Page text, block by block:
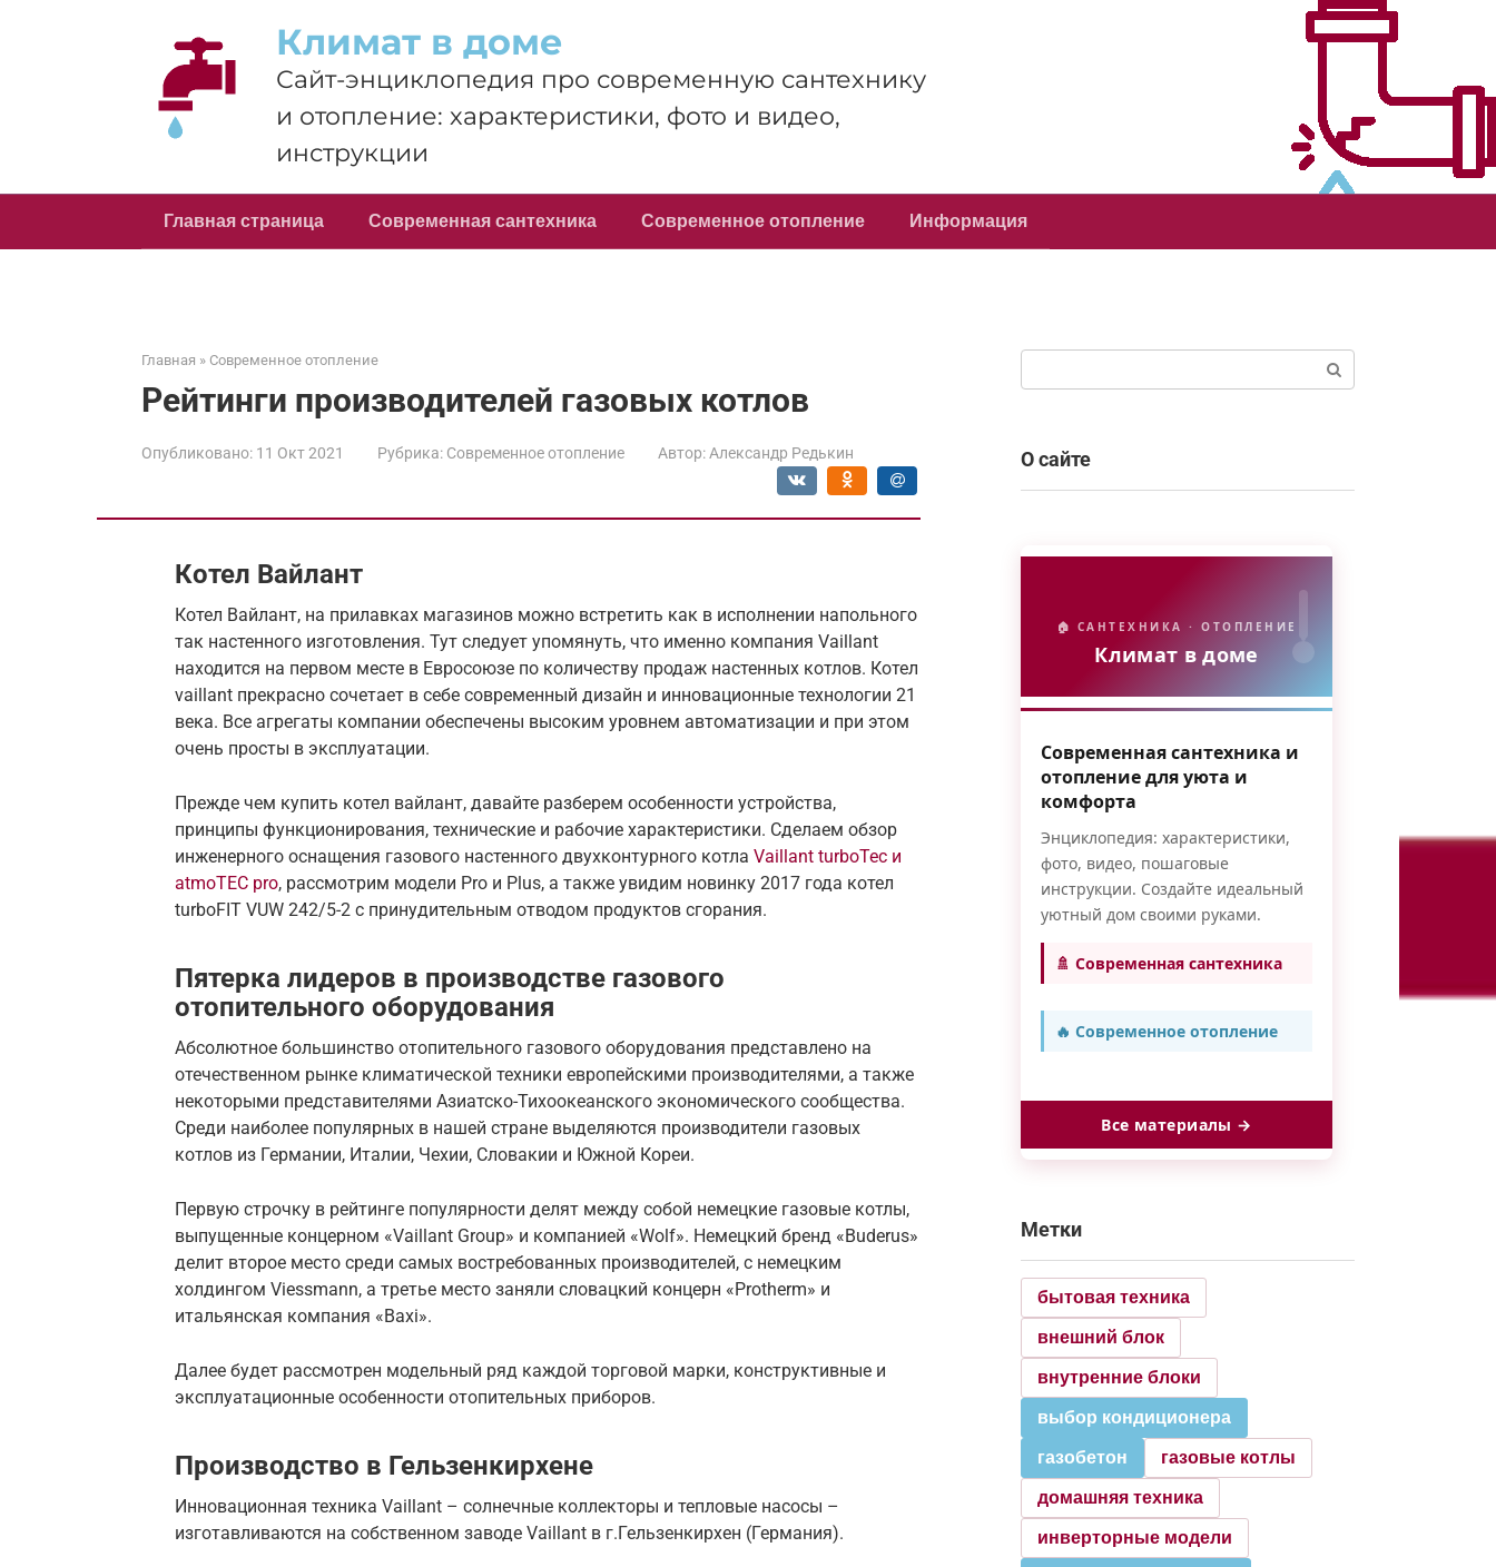
Климат в доме
Сайт-энциклопедия про современную сантехнику
и отопление: характеристики, фото и видео,
инструкции
Главная страница Современная сантехника Современное отопление Информация
Главная » Современное отопление
Рейтинги производителей газовых котлов
Опубликовано: 11 Окт 2021 Рубрика: Современное отопление Автор: Александр Редькин
Котел Вайлант
Котел Вайлант, на прилавках магазинов можно встретить как в исполнении напольного
так настенного изготовления. Тут следует упомянуть, что именно компания Vaillant
находится на первом месте в Евросоюзе по количеству продаж настенных котлов. Котел
vaillant прекрасно сочетает в себе современный дизайн и инновационные технологии 21
века. Все агрегаты компании обеспечены высоким уровнем автоматизации и при этом
очень просты в эксплуатации.
Прежде чем купить котел вайлант, давайте разберем особенности устройства,
принципы функционирования, технические и рабочие характеристики. Сделаем обзор
инженерного оснащения газового настенного двухконтурного котла Vaillant turboTec и
atmoTEC pro, рассмотрим модели Pro и Plus, а также увидим новинку 2017 года котел
turboFIT VUW 242/5-2 с принудительным отводом продуктов сгорания.
Пятерка лидеров в производстве газового
отопительного оборудования
Абсолютное большинство отопительного газового оборудования представлено на
отечественном рынке климатической техники европейскими производителями, а также
некоторыми представителями Азиатско-Тихоокеанского экономического сообщества.
Среди наиболее популярных в нашей стране выделяются производители газовых
котлов из Германии, Италии, Чехии, Словакии и Южной Кореи.
Первую строчку в рейтинге популярности делят между собой немецкие газовые котлы,
выпущенные концерном «Vaillant Group» и компанией «Wolf». Немецкий бренд «Buderus»
делит второе место среди самых востребованных производителей, с немецким
холдингом Viessmann, а третье место заняли словацкий концерн «Protherm» и
итальянская компания «Baxi».
Далее будет рассмотрен модельный ряд каждой торговой марки, конструктивные и
эксплуатационные особенности отопительных приборов.
Производство в Гельзенкирхене
Инновационная техника Vaillant – солнечные коллекторы и тепловые насосы –
изготавливаются на собственном заводе Vaillant в г.Гельзенкирхен (Германия).
О сайте
🏠 САНТЕХНИКА · ОТОПЛЕНИЕ
Климат в доме
Современная сантехника и
отопление для уюта и
комфорта
Энциклопедия: характеристики,
фото, видео, пошаговые
инструкции. Создайте идеальный
уютный дом своими руками.
🚿 Современная сантехника
🔥 Современное отопление
Все материалы →
Метки
бытовая техника
внешний блок
внутренние блоки
выбор кондиционера
газобетон газовые котлы
домашняя техника
инверторные модели